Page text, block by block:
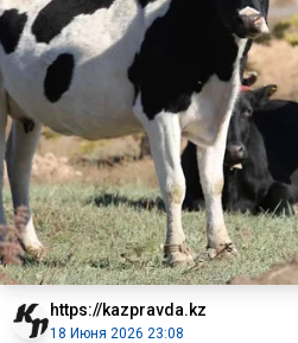
https://kazpravda.kz
18 Июня 2026 23:08